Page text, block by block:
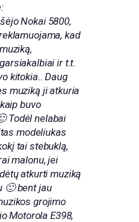
Nokai 5800,
kad
ir t.t.
kitokia.. Daug
muziką ji atkuria
buvo
Todėl nelabai
modeliukas
tai stebuklą,
malonu, jei
atkurti muziką
🙂 bent jau
grojimo
Motorola E398,